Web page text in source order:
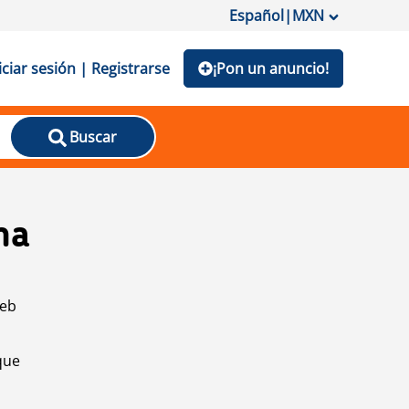
Español|MXN
sesión | Registrarse ¡Pon un anuncio!
Buscar